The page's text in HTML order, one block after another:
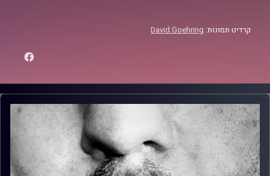
קרדיט תמונות: David Goehring